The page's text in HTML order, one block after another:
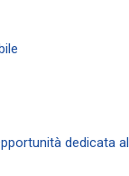
dedicata